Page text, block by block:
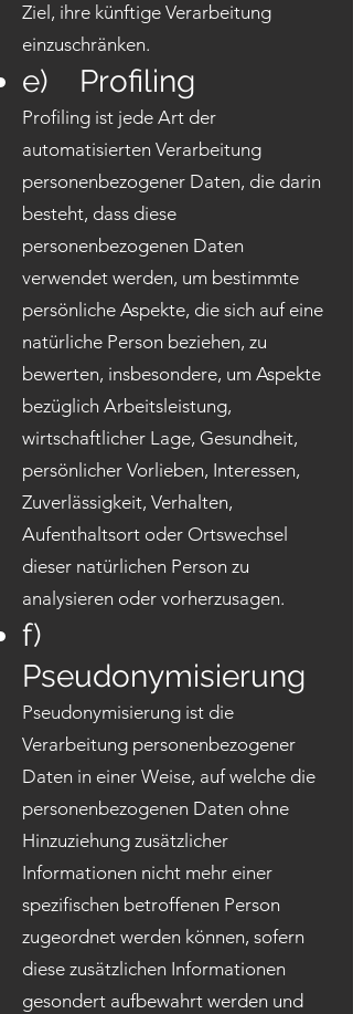
Ziel, ihre künftige Verarbeitung
einzuschränken.
e) Profiling
Profiling ist jede Art der
automatisierten Verarbeitung
personenbezogener Daten, die darin
besteht, dass diese
personenbezogenen Daten
verwendet werden, um bestimmte
persönliche Aspekte, die sich auf eine
natürliche Person beziehen, zu
bewerten, insbesondere, um Aspekte
bezüglich Arbeitsleistung,
wirtschaftlicher Lage, Gesundheit,
persönlicher Vorlieben, Interessen,
Zuverlässigkeit, Verhalten,
Aufenthaltsort oder Ortswechsel
dieser natürlichen Person zu
analysieren oder vorherzusagen.
f)
Pseudonymisierung
Pseudonymisierung ist die
Verarbeitung personenbezogener
Daten in einer Weise, auf welche die
personenbezogenen Daten ohne
Hinzuziehung zusätzlicher
Informationen nicht mehr einer
spezifischen betroffenen Person
zugeordnet werden können, sofern
diese zusätzlichen Informationen
gesondert aufbewahrt werden und